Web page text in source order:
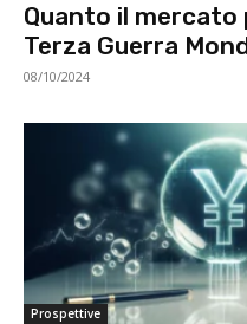
Quanto il mercato
Terza Guerra
08/10/2024
Prospettive